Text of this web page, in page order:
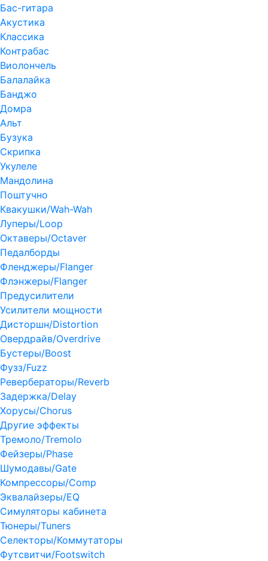
Бас-гитара
Акустика
Классика
Контрабас
Виолончель
Балалайка
Банджо
Домра
Альт
Бузука
Скрипка
Укулеле
Мандолина
Поштучно
Квакушки/Wah-Wah
Луперы/Loop
Октаверы/Octaver
Педалборды
Фленджеры/Flanger
Флэнжеры/Flanger
Предусилители
Усилители мощности
Дисторшн/Distortion
Овердрайв/Overdrive
Бустеры/Boost
Фузз/Fuzz
Ревербераторы/Reverb
Задержка/Delay
Хорусы/Chorus
Другие эффекты
Тремоло/Tremolo
Фейзеры/Phase
Шумодавы/Gate
Компрессоры/Comp
Эквалайзеры/EQ
Симуляторы кабинета
Тюнеры/Tuners
Селекторы/Коммутаторы
Футсвитчи/Footswitch